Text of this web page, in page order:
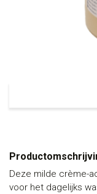
Deze milde crème-
voor het dagelijks